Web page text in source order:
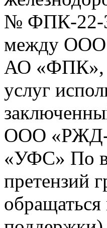
№ ФПК-22-
между ООО
АО «ФПК»,
услуг
ООО «РЖД-
«УФС» По
претензий